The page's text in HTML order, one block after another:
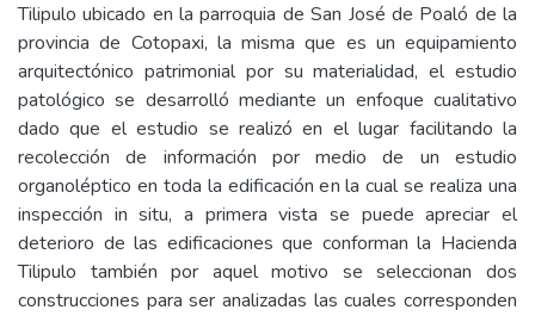
Tilipulo ubicado en la parroquia de San José de Poaló de la
provincia de Cotopaxi, la misma que es un equipamiento
arquitectónico patrimonial por su materialidad, el estudio
patológico se desarrolló mediante un enfoque cualitativo
dado que el estudio se realizó en el lugar facilitando la
recolección de información por medio de un estudio
organoléptico en toda la edificación en la cual se realiza una
inspección in situ, a primera vista se puede apreciar el
deterioro de las edificaciones que conforman la Hacienda
Tilipulo también por aquel motivo se seleccionan dos
construcciones para ser analizadas las cuales corresponden